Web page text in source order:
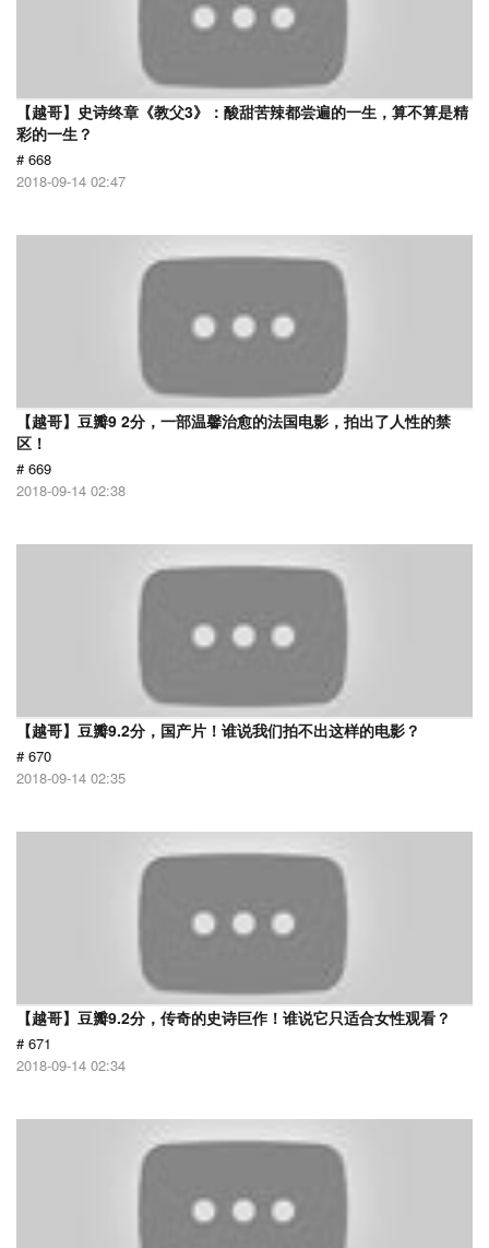
【越哥】史诗终章《教父3》：酸甜苦辣都尝遍的一生，算不算是精
彩的一生？
# 668
2018-09-14 02:47
【越哥】豆瓣9 2分，一部温馨治愈的法国电影，拍出了人性的禁
区！
# 669
2018-09-14 02:38
【越哥】豆瓣9.2分，国产片！谁说我们拍不出这样的电影？
# 670
2018-09-14 02:35
【越哥】豆瓣9.2分，传奇的史诗巨作！谁说它只适合女性观看？
# 671
2018-09-14 02:34